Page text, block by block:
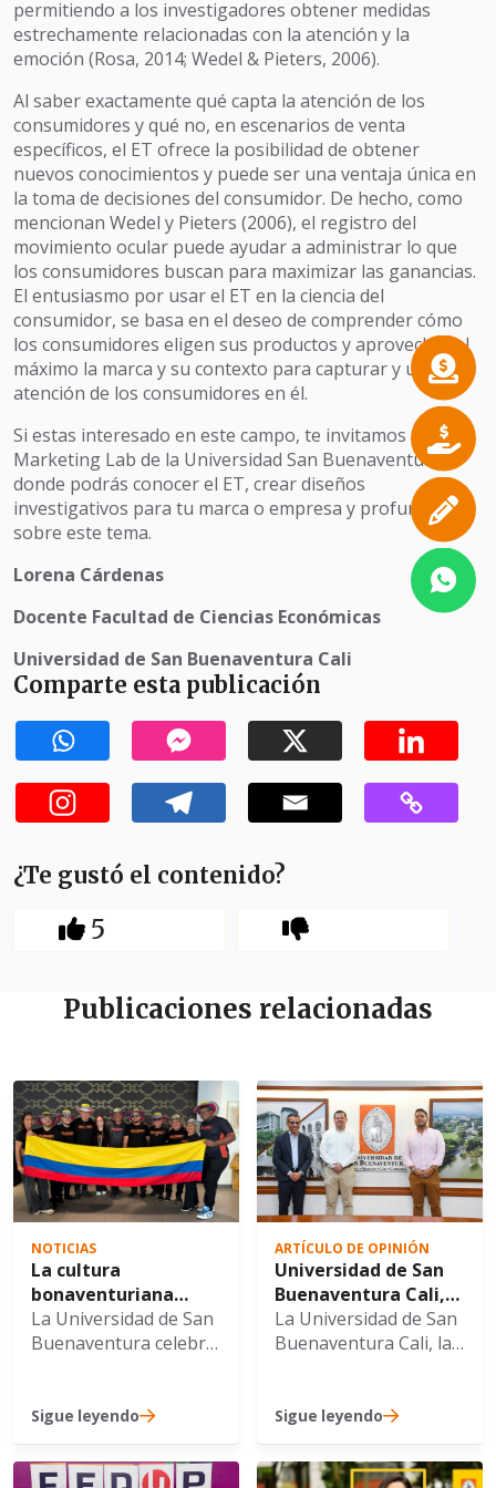
permitiendo a los investigadores obtener medidas
estrechamente relacionadas con la atención y la
emoción (Rosa, 2014; Wedel & Pieters, 2006).
Al saber exactamente qué capta la atención de los
consumidores y qué no, en escenarios de venta
específicos, el ET ofrece la posibilidad de obtener
nuevos conocimientos y puede ser una ventaja única en
la toma de decisiones del consumidor. De hecho, como
mencionan Wedel y Pieters (2006), el registro del
movimiento ocular puede ayudar a administrar lo que
los consumidores buscan para maximizar las ganancias.
El entusiasmo por usar el ET en la ciencia del
consumidor, se basa en el deseo de comprender cómo
los consumidores eligen sus productos y aprovechar al
máximo la marca y su contexto para capturar y ubicar la
atención de los consumidores en él.
Si estas interesado en este campo, te invitamos al
Marketing Lab de la Universidad San Buenaventura
donde podrás conocer el ET, crear diseños
investigativos para tu marca o empresa y profundizar
sobre este tema.
Lorena Cárdenas
Docente Facultad de Ciencias Económicas
Universidad de San Buenaventura Cali
Comparte esta publicación
¿Te gustó el contenido?
5
Publicaciones relacionadas
NOTICIAS
La cultura
bonaventuriana
cruzó fronteras con
la gira internacional
La Universidad de San
Buenaventura celebra
desempeño y la
impecable
representación
Sigue leyendo
ARTÍCULO DE OPINIÓN
Universidad de San
Buenaventura Cali,
Alcaldía de Cali y
ACOPI fortalecen
internacionalización
de las MIPYMES
La Universidad de San
Buenaventura Cali, la
de la Alcaldía de Cali y
ACOPI oficializaron
una nueva alianza
Sigue leyendo